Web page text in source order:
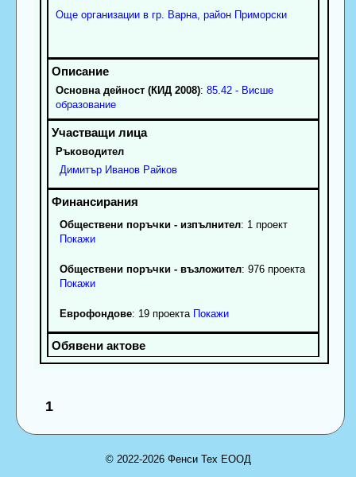
Още организации в гр. Варна, район Приморски
Основна дейност (КИД 2008): 85.42 - Висше
образование
Ръководител
Димитър Иванов Райков
Обществени поръчки - изпълнител: 1 проект
Покажи
Обществени поръчки - възложител: 976 проекта
Покажи
Еврофондове: 19 проекта Покажи
1
© 2022-2026 Фенси Тех ЕООД